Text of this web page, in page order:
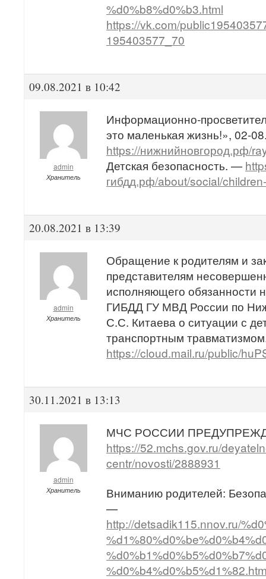
%d0%b8%d0%b3.html
https://vk.com/
195403577_70
09.08.2021 в 10:42
admin
Хранитель
Информационно-
это маленькая жизнь!», 02-
https://нижнийновгород.рф/
Детская безопасность. —
гибдд.рф/about/social/
20.08.2021 в 13:39
admin
Хранитель
Обращение к родителям и
представителям
исполняющего обязанности
ГИБДД ГУ МВД России по
С.С. Китаева о ситуации с
транспортным
https://cloud.mail.ru/public/
30.11.2021 в 13:13
admin
Хранитель
МЧС РОССИИ
https://52.mchs.gov.ru/
centr/novosti/2888931
Вниманию родителей:
—
http://detsadik115.nnov.ru/